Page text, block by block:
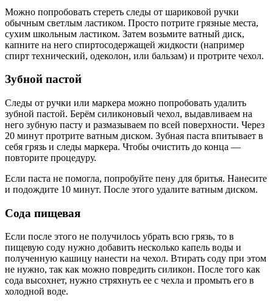
Можно попробовать стереть следы от шариковой ручки
обычным светлым ластиком. Просто потрите грязные места,
сухим школьным ластиком. Затем возьмите ватный диск,
капните на него спиртосодержащей жидкости (например
спирт технический, одеколон, или бальзам) и протрите чехол.
Зубной пастой
Следы от ручки или маркера можно попробовать удалить
зубной пастой. Берём силиконовый чехол, выдавливаем на
него зубную пасту и размазываем по всей поверхности. Через
20 минут протрите ватным диском. Зубная паста впитывает в
себя грязь и следы маркера. Чтобы очистить до конца —
повторите процедуру.
Если паста не помогла, попробуйте пену для бритья. Нанесите
и подождите 10 минут. После этого удалите ватным диском.
Сода пищевая
Если после этого не получилось убрать всю грязь, то в
пищевую соду нужно добавить несколько капель воды и
полученную кашицу нанести на чехол. Втирать соду при этом
не нужно, так как можно повредить силикон. После того как
сода высохнет, нужно стряхнуть ее с чехла и промыть его в
холодной воде.